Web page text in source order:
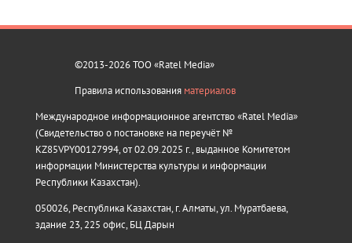
©2013-2026 ТОО «Ratel Media»
Правила использования материалов
Международное информационное агентство «Ratel Media»
(Свидетельство о постановке на переучёт №
KZ85VPY00127994, от 02.09.2025 г., выданное Комитетом
информации Министерства культуры и информации
Республики Казахстан).
050026, Республика Казахстан, г. Алматы, ул. Муратбаева,
здание 23, 225 офис, БЦ Дарын